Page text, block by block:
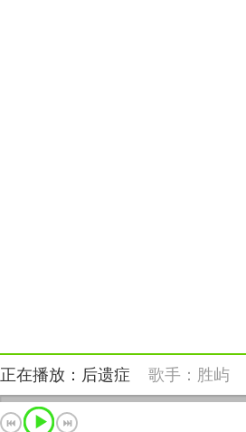
正在播放：后遗症 歌手： 胜屿